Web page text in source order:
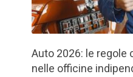
Auto 2026: le regole
nelle officine